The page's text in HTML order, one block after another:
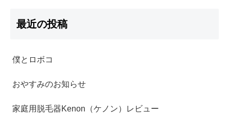
最近の投稿
僕とロボコ
おやすみのお知らせ
家庭用脱毛器Kenon（ケノン）レビュー